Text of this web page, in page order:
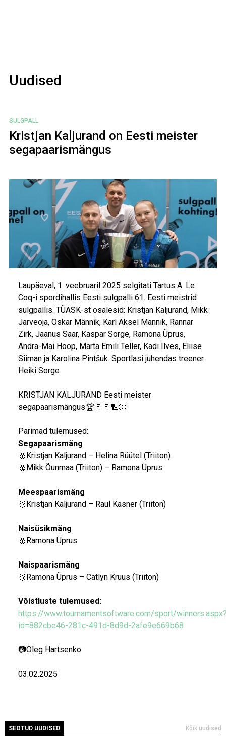
Uudised
SULGPALL
Kristjan Kaljurand on Eesti meister
segapaarismängus
Laupäeval, 1. veebruaril 2025 selgitati Tartus A. Le
Coq-i spordihallis Eesti sulgpalli 61. Eesti meistrid
sulgpallis. TÜASK-st osalesid: Kristjan Kaljurand, Mikk
Järveoja, Oskar Männik, Karl Aksel Männik, Rannar
Zirk, Jaanus Saar, Kaspar Sorge, Ramona Üprus,
Andra-Mai Hoop, Marta Emili Teller, Kadi Ilves, Eliise
Siiman ja Karolina Pintšuk. Sportlasi juhendas treener
Heiki Sorge
KRISTJAN KALJURAND Eesti meister
segapaarismängus🏆🇪🇪🏸👏
Parimad tulemused:
Segapaarismäng
🥇Kristjan Kaljurand – Helina Rüütel (Triiton)
🥈Mikk Õunmaa (Triiton) – Ramona Üprus
Meespaarismäng
🥈Kristjan Kaljurand – Raul Käsner (Triiton)
Naisüsikmäng
🥉Ramona Üprus
Naispaarismäng
🥉Ramona Üprus – Catlyn Kruus (Triiton)
Võistluste tulemused:
https://www.tournamentsoftware.com/sport/
id=882cbe46-281c-491d-8d9d-2afe9e669b68
📷Oleg Hartsenko
03.02.2025
SEOTUD UUDISED Kõik uudised